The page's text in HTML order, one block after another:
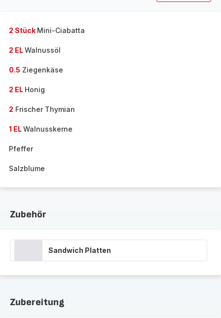
2 Stück Mini-Ciabatta
2 ELWalnussöl
0.5 Ziegenkäse
2 EL Honig
2 Frischer Thymian
1 ELWalnusskerne
Pfeffer
Salzblume
Zubehör
Sandwich Platten
Zubereitung